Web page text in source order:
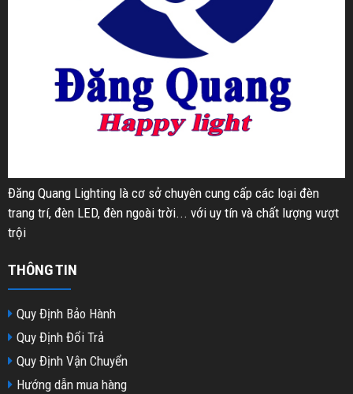
Đăng Quang Lighting là cơ sở chuyên cung cấp các loại đèn
trang trí, đèn LED, đèn ngoài trời... với uy tín và chất lượng vượt
trội
THÔNG TIN
Quy Định Bảo Hành
Quy Định Đổi Trả
Quy Định Vận Chuyển
Hướng dẫn mua hàng